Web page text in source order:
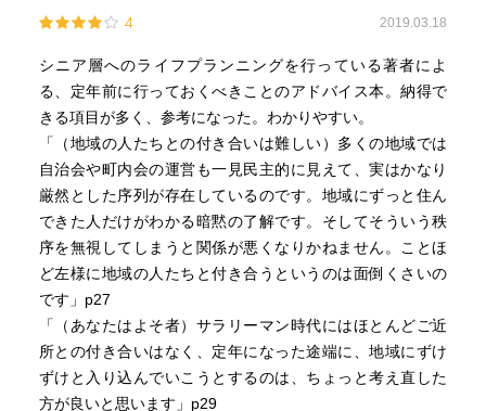
4 2019.03.18
シニア層へのライフプランニングを行っている著者によ
る、定年前に行っておくべきことのアドバイス本。納得で
きる項目が多く、参考になった。わかりやすい。
「（地域の人たちとの付き合いは難しい）多くの地域では
自治会や町内会の運営も一見民主的に見えて、実はかなり
厳然とした序列が存在しているのです。地域にずっと住ん
できた人だけがわかる暗黙の了解です。そしてそういう秩
序を無視してしまうと関係が悪くなりかねません。ことほ
ど左様に地域の人たちと付き合うというのは面倒くさいの
です」p27
「（あなたはよそ者）サラリーマン時代にはほとんどご近
所との付き合いはなく、定年になった途端に、地域にずけ
ずけと入り込んでいこうとするのは、ちょっと考え直した
方が良いと思います」p29